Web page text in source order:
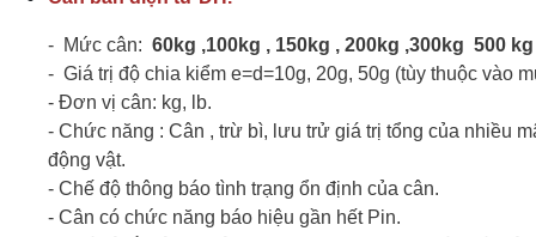
- Mức cân: 60kg ,100kg , 150kg , 200kg ,300kg 500 kg
- Giá trị độ chia kiểm e=d=10g, 20g, 50g (tùy thuộc vào
- Đơn vị cân: kg, lb.
- Chức năng : Cân , trừ bì, lưu trử giá trị tổng của nhiều
động vật.
- Chế độ thông báo tình trạng ổn định của cân.
- Cân có chức năng báo hiệu gần hết Pin.